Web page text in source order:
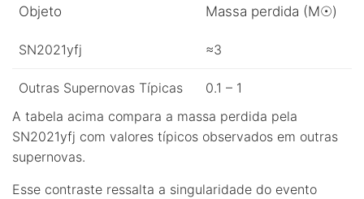
Objeto Massa perdida (M☉)
SN2021yfj ≈3
Outras Supernovas Típicas
0.1 – 1
A tabela acima compara a massa perdida pela
SN2021yfj com valores típicos observados em outras
supernovas.
Esse contraste ressalta a singularidade do evento